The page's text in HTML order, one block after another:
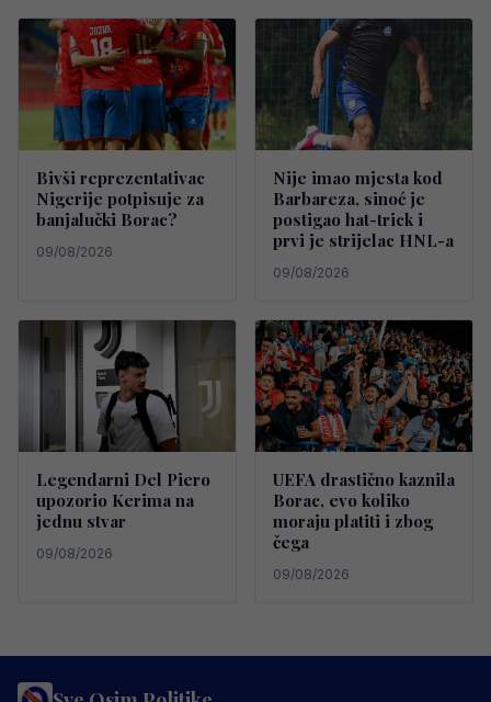
Bivši reprezentativac
Nigerije potpisuje za
banjalučki Borac?
09/08/2026
Nije imao mjesta kod
Barbareza, sinoć je
postigao hat-trick i
prvi je strijelac HNL-a
09/08/2026
Legendarni Del Piero
upozorio Kerima na
jednu stvar
09/08/2026
UEFA drastično kaznila
Borac, evo koliko
moraju platiti i zbog
čega
09/08/2026